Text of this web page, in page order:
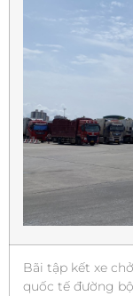
Bãi tập kết xe
quốc tế đường